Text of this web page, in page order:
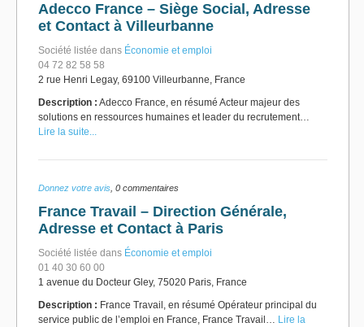
Adecco France – Siège Social, Adresse
et Contact à Villeurbanne
Société listée dans Économie et emploi
04 72 82 58 58
2 rue Henri Legay, 69100 Villeurbanne, France
Description : Adecco France, en résumé Acteur majeur des
solutions en ressources humaines et leader du recrutement…
Lire la suite...
Donnez votre avis , 0 commentaires
France Travail – Direction Générale,
Adresse et Contact à Paris
Société listée dans Économie et emploi
01 40 30 60 00
1 avenue du Docteur Gley, 75020 Paris, France
Description : France Travail, en résumé Opérateur principal du
service public de l’emploi en France, France Travail… Lire la